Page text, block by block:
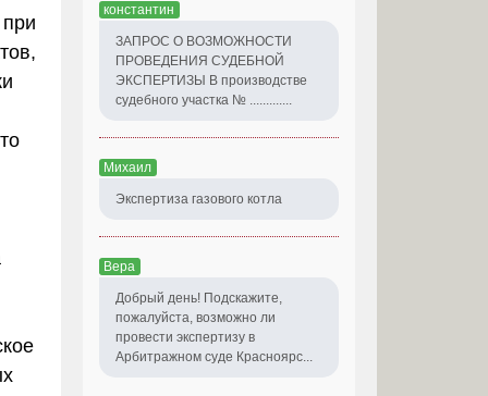
константин
ЗАПРОС О ВОЗМОЖНОСТИ
ПРОВЕДЕНИЯ СУДЕБНОЙ
ЭКСПЕРТИЗЫ В производстве
судебного участка № .............
Михаил
Экспертиза газового котла
Вера
Добрый день! Подскажите,
пожалуйста, возможно ли
провести экспертизу в
Арбитражном суде Красноярс...